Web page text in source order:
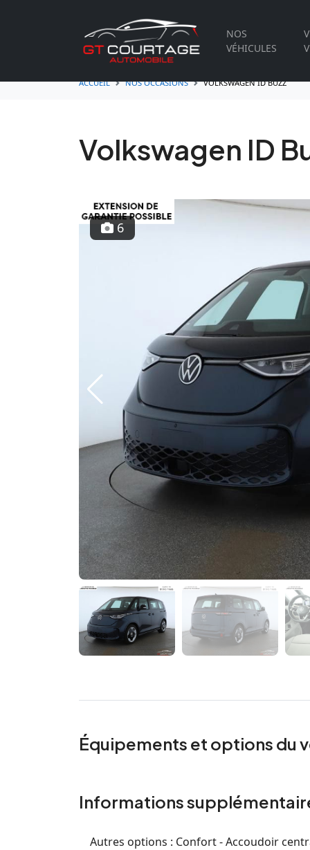
NOS
VÉHICULES
ACCUEIL NOS OCCASIONS VOLKSWAGEN ID BUZZ
Volkswagen ID
Previous
6
Équipements et options du
Informations
Autres options : Confort - Accoudoir